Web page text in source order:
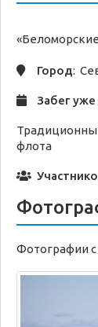
Город:
Забег
флота
Фотографии с